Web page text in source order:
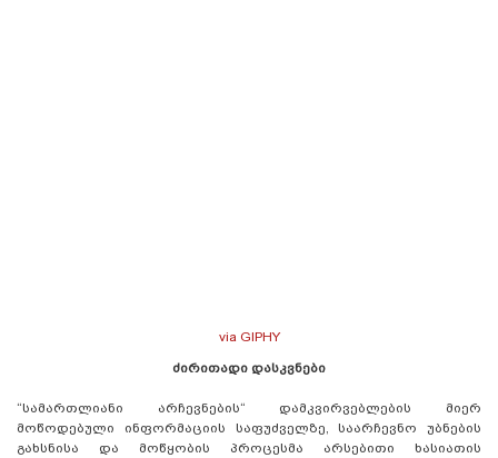
via GIPHY
ძირითადი დასკვნები
“სამართლიანი არჩევნების“ დამკვირვებლების მიერ
მოწოდებული ინფორმაციის საფუძველზე, საარჩევნო უბნების
გახსნისა და მოწყობის პროცესმა არსებითი ხასიათის